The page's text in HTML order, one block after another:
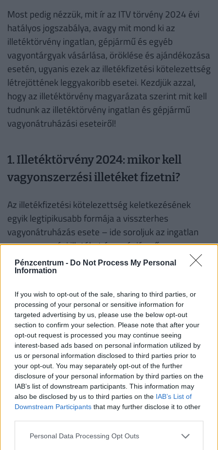
Pénzcentrum - Do Not Process My Personal
Information
If you wish to opt-out of the sale, sharing to third parties, or
processing of your personal or sensitive information for
targeted advertising by us, please use the below opt-out
section to confirm your selection. Please note that after your
opt-out request is processed you may continue seeing
interest-based ads based on personal information utilized by
us or personal information disclosed to third parties prior to
your opt-out. You may separately opt-out of the further
disclosure of your personal information by third parties on the
IAB’s list of downstream participants. This information may
also be disclosed by us to third parties on the IAB’s List of
Downstream Participants that may further disclose it to other
Personal Data Processing Opt Outs
Most pedig nézzük, mit ír az ITV törvény 2024 évi
hatályos jogszabálya, avagy mit mond ki az
illetéktörvény ingatlan, gépjármű és egyéb
vagyontárgyak vásárlása, öröklése és ajándékozása
esetén, ugyanis ezek az illetékfizetési kötelezettség
létrejöttének leggyakoribb esetei. Kezdjük azzal,
hogy az illetéktörvény magyarázata szerint mit kell
tudnunk az illetéktörvény ingatlan és gépjármű
vagyonátruházási eseteiről!
1. Illetéktörvény 2024: mikor kell
vagyonszerzési illetéket fizetni?
Az illetékfizetési kötelezettség keletkezésének
egyik legtipikusabb formája a visszterhes
vagyonátruházás esete – ide soroljuk az ingatlan
vagyonszerzési illetéket és a gépjármű
vagyonszerzési illetéket. Az illetéktörvény 2024
évében is részletesen leírja, hogy mennyi
vagyonátruházása esetén: az alapszabály szerint a
vagyonszerzési illeték 1 milliárd forintig 4%, azt
meghaladó értékű ingatlanok esetében 2%, de
legfeljebb 200 millió forint ingatlanonként. Az
illetéktörvény leírja továbbá azt is, hogy számos
esetben élhetünk egyéb vagyonszerzési illeték
kedvezményekkel és illetékmentességgel is.
2. Illetéktörvény 2024: mikor kell
ajándékozási illetéket fizetni?